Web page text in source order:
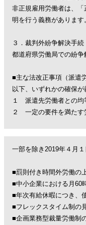
非正規雇用労働者は、
明を行う義務があります
３．裁判外紛争解決手続
都道府県労働局での紛
■主な法改正事項（派遣
以下、いずれかの確保が
１ 派遣先労働者との均
２ 一定の要件を満たす
一部を除き2019年４月
■罰則付き時間外労働の
■中小企業における月60
■年次有給休暇につき、
■フレックスタイム制の
■企画業務型裁量労働制